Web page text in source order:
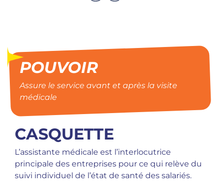
POUVOIR
Assure le service avant et après la visite
médicale
CASQUETTE
L’assistante médicale est l’interlocutrice
principale des entreprises pour ce qui relève du
suivi individuel de l’état de santé des salariés.